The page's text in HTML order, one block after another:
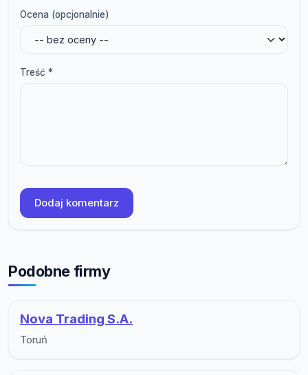
Ocena (opcjonalnie)
Treść *
Dodaj komentarz
Podobne firmy
Nova Trading S.A.
Toruń